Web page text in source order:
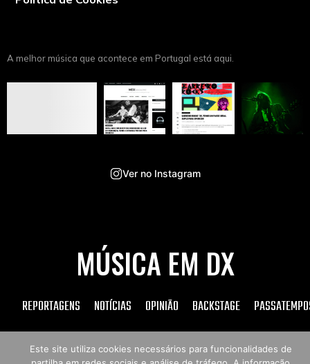
A melhor música que acontece em Portugal está aqui.
Ver no Instagram
MÚSICA EM DX
REPORTAGENS NOTÍCIAS OPINIÃO BACKSTAGE
Este site utiliza cookies necessários para funcionalidades de